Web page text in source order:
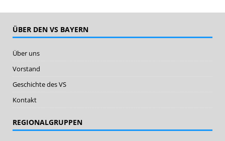
ÜBER DEN VS BAYERN
Über uns
Vorstand
Geschichte des VS
Kontakt
REGIONALGRUPPEN